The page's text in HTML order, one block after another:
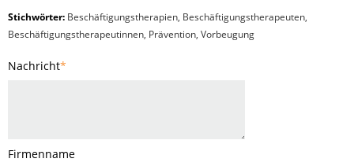
Stichwörter: Beschäftigungstherapien, Beschäftigungstherapeuten,
Beschäftigungstherapeutinnen, Prävention, Vorbeugung
Nachricht*
Firmenname